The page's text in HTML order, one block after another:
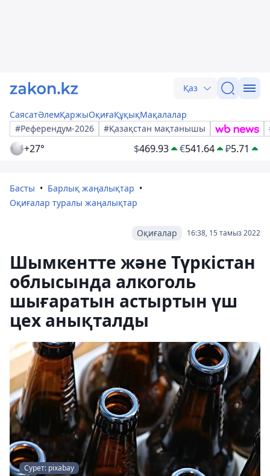
Қаз
СаясатӘлемҚаржыОқиғаҚұқықМақалалар
#Референдум-2026
#Қазақстан мақтанышы
+27° $469.93 €541.64 ₽5.71
Басты
Барлық жаңалықтар
Оқиғалар туралы жаңалықтар
16:38, 15 тамыз 2022
Оқиғалар
Шымкентте және Түркістан
облысында алкоголь
шығаратын астыртын үш
цех анықталды
Сурет: pixabay